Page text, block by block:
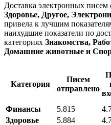
Доставка электронных писем
Здоровье, Другое,
привела к лучшим
наихудшие показатели по
категориях Знакомства,
Домашние животные и
Категория
Писем
отправлено
Финансы 5.815
Здоровье
5.884